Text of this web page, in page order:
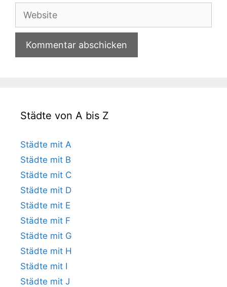
Adresse
Website
Städte von A bis Z
Städte mit A
Städte mit B
Städte mit C
Städte mit D
Städte mit E
Städte mit F
Städte mit G
Städte mit H
Städte mit I
Städte mit J